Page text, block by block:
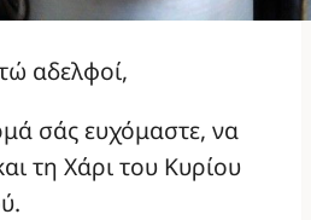
αδελφοί,
σάς ευχόμαστε, να
τη Χάρι του Κυρίου